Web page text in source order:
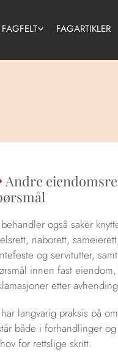
FAGFELT FAGARTIKLER
Andre
også saker
naborett,
og servitutter,
innen fast
etter
langvarig praksis på
både i forhandlinger
for rettslige skritt.